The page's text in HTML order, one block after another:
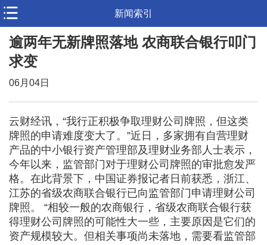
新闻索引
逾两年无新牌照落地 农商联合银行叩门
求变
06月04日
云财经讯，“我行正积极争取理财公司牌照，但这类
牌照的申请难度变大了。”近日，多家拥有自营理财
产品的中小银行资产管理部及理财业务部人士表示，
今年以来，监管部门对于理财公司牌照的审批愈发严
格。在此背景下，中国证券报记者日前获悉，浙江、
江苏的省级农商联合银行已向监管部门申请理财公司
牌照。 “相较一般的农商银行，省级农商联合银行获
得理财公司牌照的可能性大一些，主要原因是它们的
资产规模较大。但相关事项尚未落地，需要看监管部